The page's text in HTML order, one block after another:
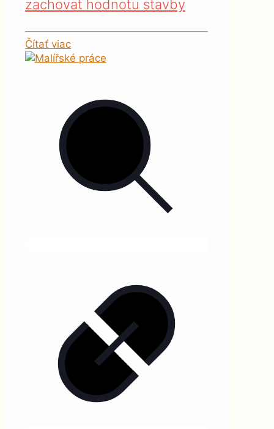
zachovat hodnotu stavby
Čítať viac